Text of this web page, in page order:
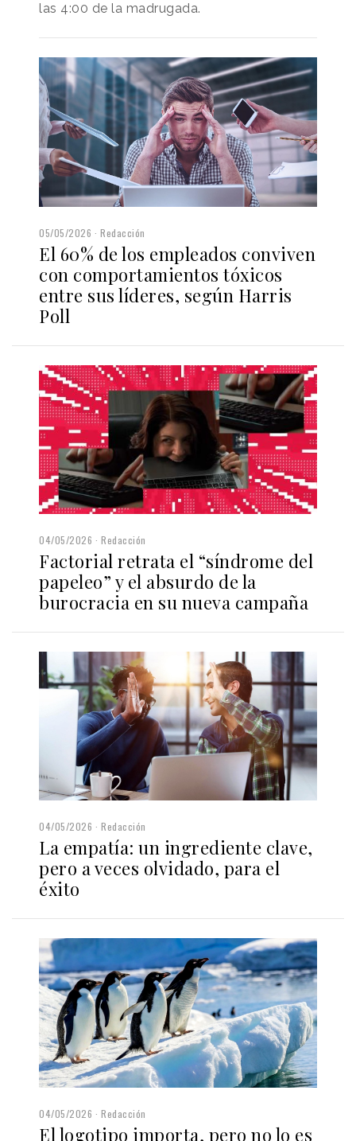
las 4:00 de la madrugada.
05/05/2026 Redacción
El 60% de los empleados conviven
con comportamientos tóxicos
entre sus líderes, según Harris
Poll
04/05/2026 Redacción
Factorial retrata el “síndrome del
papeleo” y el absurdo de la
burocracia en su nueva campaña
04/05/2026 Redacción
La empatía: un ingrediente clave,
pero a veces olvidado, para el
éxito
04/05/2026 Redacción
El logotipo importa, pero no lo es